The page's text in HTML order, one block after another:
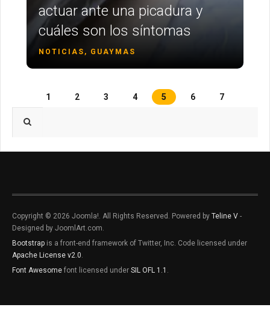
actuar ante una picadura y
cuáles son los síntomas
NOTICIAS, GUAYMAS
1 2 3 4 5 6
7
Copyright © 2026 Joomla!. All Rights Reserved. Powered by Teline V -
Designed by JoomlArt.com.
Bootstrap is a front-end framework of Twitter, Inc. Code licensed under
Apache License v2.0.
Font Awesome font licensed under SIL OFL 1.1 .